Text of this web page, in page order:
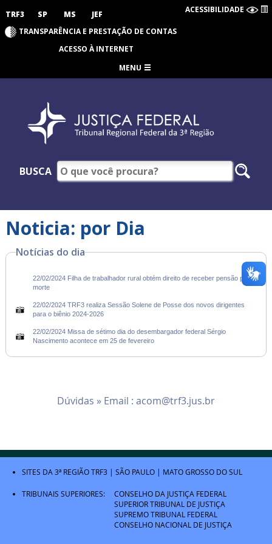
TRF3 SP MS JEF ACESSIBILIDADE
TRANSPARÊNCIA E PRESTAÇÃO DE CONTAS
ACESSO À INTERNET
MENU
BUSCA
Noticia: por Dia
Notícias do dia
22/02/2024 Filha de trabalhador rural obtém direito de receber pensão por
morte
22/02/2024 TRF3 realiza Sessão Solene de Posse dos novos dirigentes
para o biênio 2024-2026
22/02/2024 Missa de sétimo dia do desembargador federal Sérgio
Nascimento acontece em 25 de fevereiro
Dúvidas » Email : acom@trf3.jus.br
SITES DA 3ª REGIÃOTRF3 | SÃO PAULO | MATO GROSSO DO SUL
TRIBUNAIS SUPERIORES:
CONSELHO DA JUSTIÇA FEDERAL
SUPERIOR TRIBUNAL DE JUSTIÇA
SUPREMO TRIBUNAL FEDERAL
CONSELHO NACIONAL DE JUSTIÇA